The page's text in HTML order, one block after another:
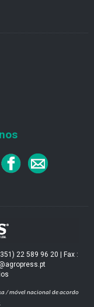
22 589 96 20 | Fax :
/ móvel nacional de acordo